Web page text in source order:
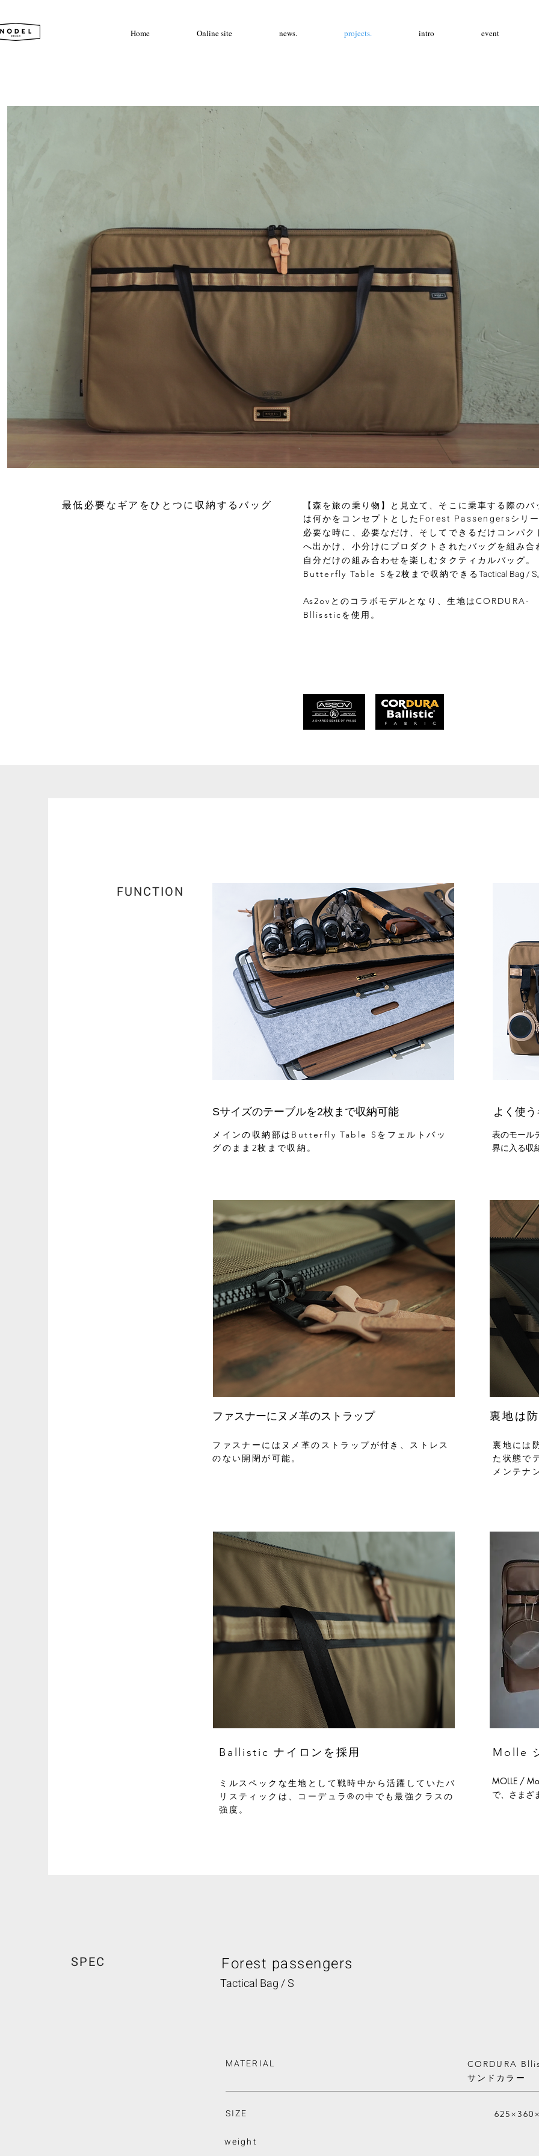
Home Online site news. projects. intro event
最低必要なギアをひとつに収納するバッグ
【森を旅の乗り物】と見立て、そこに乗車する際のバ
は何かをコンセプトとしたForest Passengersシリー
必要な時に、必要なだけ、そしてできるだけコンパク
へ出かけ、小分けにプロダクトされたバッグを組み合
自分だけの組み合わせを楽しむタ クティカルバッグ。
Butterfly Table Sを2枚まで収納できるTactical Bag / S
As2ovとのコラボモデルとなり、生地はCORDURA-
Bllissticを使用。
FUNCTION
Sサイズのテーブルを2枚まで収納可能
メインの収納部はButterfly Table Sをフェルトバッ
グのまま2枚まで収納。
ファスナーにヌメ革のストラップ
ファスナーにはヌメ革のストラップが付き、ストレス
のない開閉が可能。
Ballistic ナイロンを採用
ミルスペックな生地として戦時中から活躍していたバ
リスティックは、コーデュラ®の中でも最強クラスの
強度。
よく使
表のモール
界に入る収
裏地は
裏地には
た状態で
メンテナ
Molle
MOLLE /
で、さまざ
SPEC Forest passengers
Tactical Bag / S
MATERIAL
CORDURA
​サンドカラー
SIZE
weight